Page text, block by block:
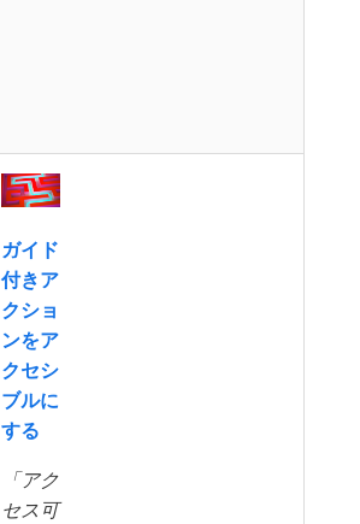
ガイド
付きア
クショ
ンをア
クセシ
ブルに
する
「アク
セス可